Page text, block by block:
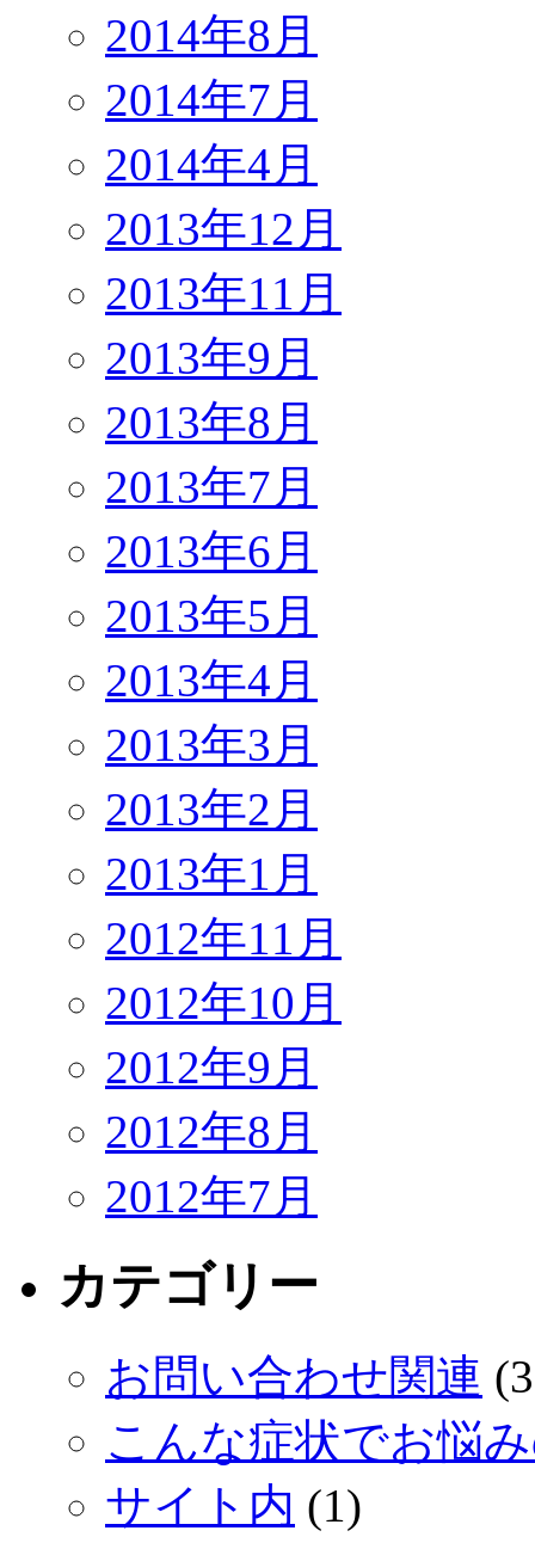
2014年8月
2014年7月
2014年4月
2013年12月
2013年11月
2013年9月
2013年8月
2013年7月
2013年6月
2013年5月
2013年4月
2013年3月
2013年2月
2013年1月
2012年11月
2012年10月
2012年9月
2012年8月
2012年7月
カテゴリー
お問い合わせ関連
こんな症状でお悩
サイト内 (1)